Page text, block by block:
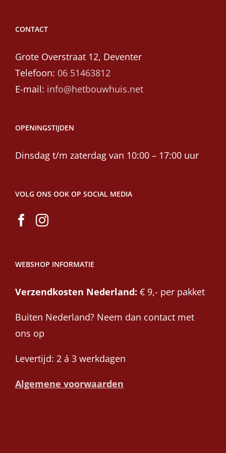
CONTACT
Grote Overstraat 12, Deventer
Telefoon: 06 51463812
E-mail: info@hetbouwhuis.net
OPENINGSTIJDEN
Dinsdag t/m zaterdag van 10:00 – 17:00 uur
VOLG ONS OOK OP SOCIAL MEDIA
WEBSHOP INFORMATIE
Verzendkosten Nederland: € 9,- per pakket
Buiten Nederland? Neem dan contact met
ons op
Levertijd: 2 á 3 werkdagen
Algemene voorwaarden